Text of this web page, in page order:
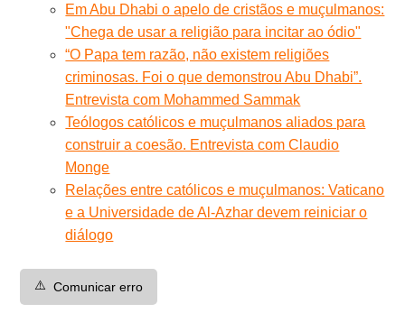
Em Abu Dhabi o apelo de cristãos e muçulmanos:
"Chega de usar a religião para incitar ao ódio"
“O Papa tem razão, não existem religiões
criminosas. Foi o que demonstrou Abu Dhabi”.
Entrevista com Mohammed Sammak
Teólogos católicos e muçulmanos aliados para
construir a coesão. Entrevista com Claudio
Monge
Relações entre católicos e muçulmanos: Vaticano
e a Universidade de Al-Azhar devem reiniciar o
diálogo
⚠️ Comunicar erro